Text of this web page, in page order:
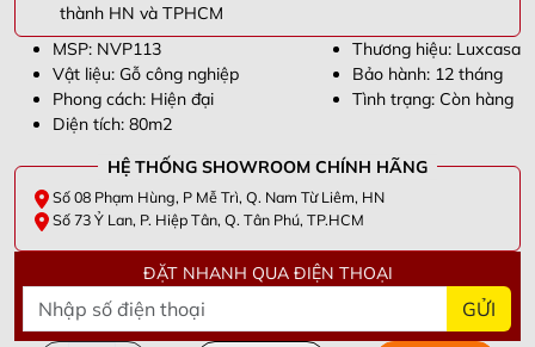
thành HN và TPHCM
MSP: NVP113
Vật liệu: Gỗ công nghiệp
Phong cách: Hiện đại
Diện tích: 80m2
Thương hiệu: Luxcasa
Bảo hành: 12 tháng
Tình trạng: Còn hàng
HỆ THỐNG SHOWROOM CHÍNH HÃNG
Số 08 Phạm Hùng, P Mễ Trì, Q. Nam Từ Liêm, HN
Số 73 Ỷ Lan, P. Hiệp Tân, Q. Tân Phú, TP.HCM
ĐẶT NHANH QUA ĐIỆN THOẠI
GỬI